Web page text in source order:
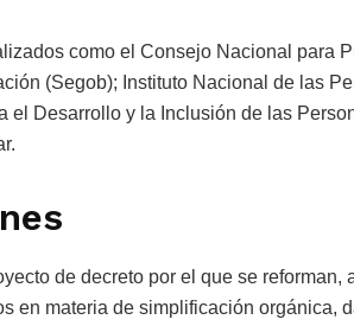
como el Consejo Nacional para
(Segob); Instituto Nacional de las
el Desarrollo y la Inclusión de las
de decreto por el que se
en materia de simplificación orgánica,